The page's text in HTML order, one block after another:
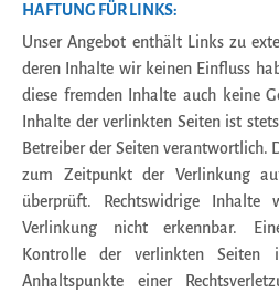
HAFTUNG FÜR LINKS:
Unser Angebot enthält Links zu
deren Inhalte wir keinen Einfluss
diese fremden Inhalte auch keine
Inhalte der verlinkten Seiten ist
Betreiber der Seiten verantwortlich.
zum Zeitpunkt der Verlinkung
überprüft. Rechtswidrige
Verlinkung nicht erkennbar.
Kontrolle der verlinkten Seiten
Anhaltspunkte einer